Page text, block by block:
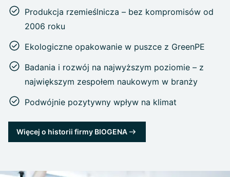
Produkcja rzemieślnicza – bez kompromisów od
2006 roku
Ekologiczne opakowanie w puszce z GreenPE
Badania i rozwój na najwyższym poziomie – z
największym zespołem naukowym w branży
Podwójnie pozytywny wpływ na klimat
Więcej o historii firmy BIOGENA